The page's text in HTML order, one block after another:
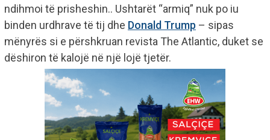
ndihmoi të prisheshin.. Ushtarët “armiq” nuk po iu
binden urdhrave të tij dhe Donald Trump – sipas
mënyrës si e përshkruan revista The Atlantic, duket se
dëshiron të kalojë në një lojë tjetër.